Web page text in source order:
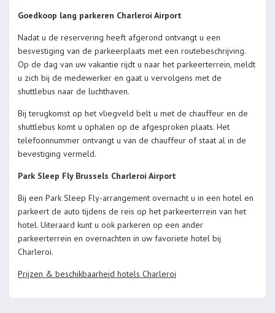
Goedkoop lang parkeren Charleroi Airport
Nadat u de reservering heeft afgerond ontvangt u een
besvestiging van de parkeerplaats met een routebeschrijving.
Op de dag van uw vakantie rijdt u naar het parkeerterrein, meldt
u zich bij de medewerker en gaat u vervolgens met de
shuttlebus naar de luchthaven.
Bij terugkomst op het vliegveld belt u met de chauffeur en de
shuttlebus komt u ophalen op de afgesproken plaats. Het
telefoonnummer ontvangt u van de chauffeur of staat al in de
bevestiging vermeld.
Park Sleep Fly Brussels Charleroi Airport
Bij een Park Sleep Fly-arrangement overnacht u in een hotel en
parkeert de auto tijdens de reis op het parkeerterrein van het
hotel. Uiteraard kunt u ook parkeren op een ander
parkeerterrein en overnachten in uw favoriete hotel bij
Charleroi.
Prijzen & beschikbaarheid hotels Charleroi